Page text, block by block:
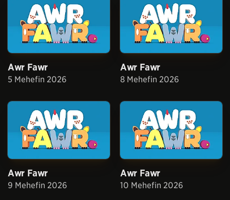
Awr Fawr
5 Mehefin 2026
Awr Fawr
8 Mehefin 2026
Awr Fawr
9 Mehefin 2026
Awr Fawr
10 Mehefin 2026